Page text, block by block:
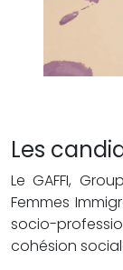
Les
Le GAFFI,
Femmes
socio-
cohésion